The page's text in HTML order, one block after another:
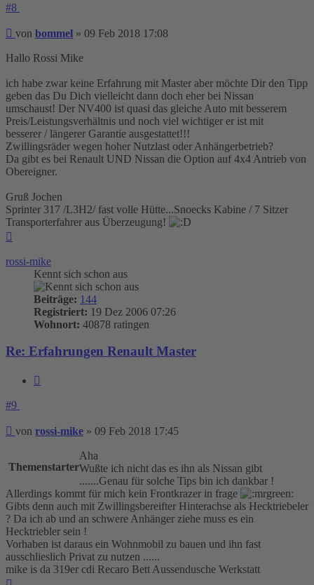
#8
Beitrag
von bommel » 09 Feb 2018 17:08
Hallo Rossi Mike
ich habe zwar keine Erfahrung mit Master aber möchte Dir den Tipp
geben das Du Dich vielleicht dann doch eher bei Nissan
umschaust! Der NV400 ist quasi das gleiche Auto mit besserem
Preis/Leistungsverhältnis und noch viel wichtiger er ist mit
besserer / längerer Garantie ausgestattet!!!
Zwillingsräder wegen hoher Nutzlast oder Anhängerbetrieb?
Da gibt es bei Renault UND Nissan die Option auf 4x4 Antrieb von
Obereigner.
Gruß Jochen
Sprinter 317 /L3H2/ fast volle Hütte...Snoecks Kabine / 7 Sitzer
Transporterfahrer aus Überzeugung!
rossi-mike
Kennt sich schon aus
Beiträge: 144
Registriert: 19 Dez 2006 07:26
Wohnort: 40878 ratingen
Re: Erfahrungen Renault Master
#9
Beitrag
von rossi-mike » 09 Feb 2018 17:45
Themenstarter
Aha
Wußte ich nicht das es ihn als Nissan gibt
.......Genau für solche Tips bin ich dankbar !
Allerdings kommt für mich kein Frontkrazer in frage
Gibts denn auch mit Zwillingsbereifter Hinterachse als Hecktriebeler
? Da ich ab und an schwere Anhänger ziehe muss es ein
Hecktriebler sein !
Vorhaben ist daraus ein Wohnmobil zu bauen und ihn fast
ausschlieslich Privat zu nutzen ......
mike is da 319er cdi Recaro Bett Aussendusche Werkstatt